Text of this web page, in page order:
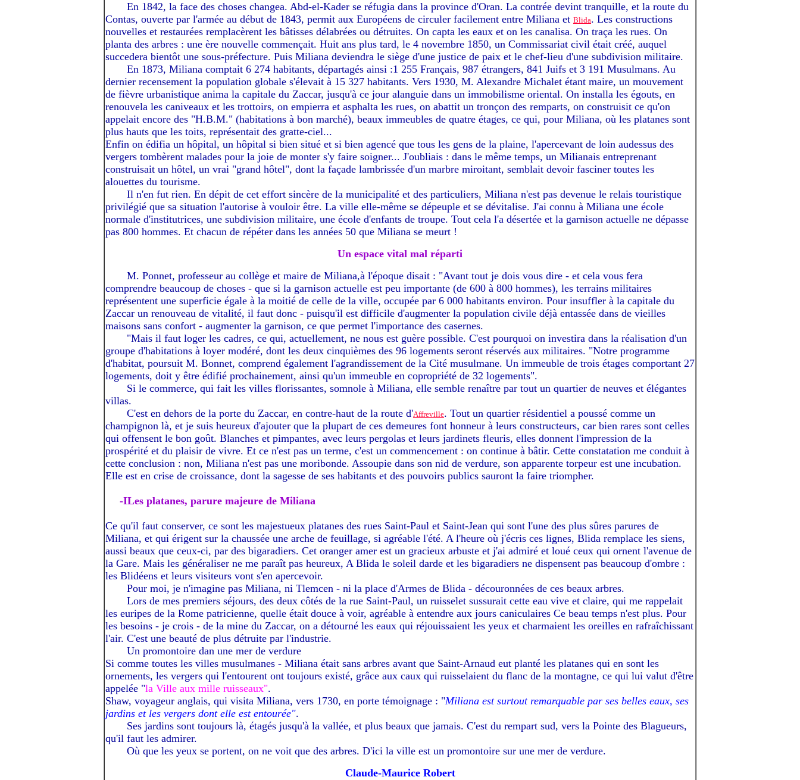
En 1842, la face des choses changea. Abd-el-Kader se réfugia dans la province d'Oran. La contrée devint tranquille, et la route du
Contas, ouverte par l'armée au début de 1843, permit aux Européens de circuler facilement entre Miliana et Blida. Les constructions
nouvelles et restaurées remplacèrent les bâtisses délabrées ou détruites. On capta les eaux et on les canalisa. On traça les rues. On
planta des arbres : une ère nouvelle commençait. Huit ans plus tard, le 4 novembre 1850, un Commissariat civil était créé, auquel
succedera bientôt une sous-préfecture. Puis Miliana deviendra le siège d'une justice de paix et le chef-lieu d'une subdivision militaire.
En 1873, Miliana comptait 6 274 habitants, départagés ainsi :1 255 Français, 987 étrangers, 841 Juifs et 3 191 Musulmans. Au
dernier recensement la population globale s'élevait à 15 327 habitants. Vers 1930, M. Alexandre Michalet étant maire, un mouvement
de fièvre urbanistique anima la capitale du Zaccar, jusqu'à ce jour alanguie dans un immobilisme oriental. On installa les égouts, en
renouvela les caniveaux et les trottoirs, on empierra et asphalta les rues, on abattit un tronçon des remparts, on construisit ce qu'on
appelait encore des "H.B.M." (habitations à bon marché), beaux immeubles de quatre étages, ce qui, pour Miliana, où les platanes sont
plus hauts que les toits, représentait des gratte-ciel...
Enfin on édifia un hôpital, un hôpital si bien situé et si bien agencé que tous les gens de la plaine, l'apercevant de loin audessus des
vergers tombèrent malades pour la joie de monter s'y faire soigner... J'oubliais : dans le même temps, un Milianais entreprenant
construisait un hôtel, un vrai "grand hôtel", dont la façade lambrissée d'un marbre miroitant, semblait devoir fasciner toutes les
alouettes du tourisme.
Il n'en fut rien. En dépit de cet effort sincère de la municipalité et des particuliers, Miliana n'est pas devenue le relais touristique
privilégié que sa situation l'autorise à vouloir être. La ville elle-même se dépeuple et se dévitalise. J'ai connu à Miliana une école
normale d'institutrices, une subdivision militaire, une école d'enfants de troupe. Tout cela l'a désertée et la garnison actuelle ne dépasse
pas 800 hommes. Et chacun de répéter dans les années 50 que Miliana se meurt !
Un espace vital mal réparti
M. Ponnet, professeur au collège et maire de Miliana,à l'époque disait : "Avant tout je dois vous dire - et cela vous fera
comprendre beaucoup de choses - que si la garnison actuelle est peu importante (de 600 à 800 hommes), les terrains militaires
représentent une superficie égale à la moitié de celle de la ville, occupée par 6 000 habitants environ. Pour insuffler à la capitale du
Zaccar un renouveau de vitalité, il faut donc - puisqu'il est difficile d'augmenter la population civile déjà entassée dans de vieilles
maisons sans confort - augmenter la garnison, ce que permet l'importance des casernes.
"Mais il faut loger les cadres, ce qui, actuellement, ne nous est guère possible. C'est pourquoi on investira dans la réalisation d'un
groupe d'habitations à loyer modéré, dont les deux cinquièmes des 96 logements seront réservés aux militaires. "Notre programme
d'habitat, poursuit M. Bonnet, comprend également l'agrandissement de la Cité musulmane. Un immeuble de trois étages comportant 27
logements, doit y être édifié prochainement, ainsi qu'un immeuble en copropriété de 32 logements".
Si le commerce, qui fait les villes florissantes, somnole à Miliana, elle semble renaître par tout un quartier de neuves et élégantes
villas.
C'est en dehors de la porte du Zaccar, en contre-haut de la route d'Affreville. Tout un quartier résidentiel a poussé comme un
champignon là, et je suis heureux d'ajouter que la plupart de ces demeures font honneur à leurs constructeurs, car bien rares sont celles
qui offensent le bon goût. Blanches et pimpantes, avec leurs pergolas et leurs jardinets fleuris, elles donnent l'impression de la
prospérité et du plaisir de vivre. Et ce n'est pas un terme, c'est un commencement : on continue à bâtir. Cette constatation me conduit à
cette conclusion : non, Miliana n'est pas une moribonde. Assoupie dans son nid de verdure, son apparente torpeur est une incubation.
Elle est en crise de croissance, dont la sagesse de ses habitants et des pouvoirs publics sauront la faire triompher.
-ILes platanes, parure majeure de Miliana
Ce qu'il faut conserver, ce sont les majestueux platanes des rues Saint-Paul et Saint-Jean qui sont l'une des plus sûres parures de
Miliana, et qui érigent sur la chaussée une arche de feuillage, si agréable l'été. A l'heure où j'écris ces lignes, Blida remplace les siens,
aussi beaux que ceux-ci, par des bigaradiers. Cet oranger amer est un gracieux arbuste et j'ai admiré et loué ceux qui ornent l'avenue de
la Gare. Mais les généraliser ne me paraît pas heureux, A Blida le soleil darde et les bigaradiers ne dispensent pas beaucoup d'ombre :
les Blidéens et leurs visiteurs vont s'en apercevoir.
Pour moi, je n'imagine pas Miliana, ni Tlemcen - ni la place d'Armes de Blida - découronnées de ces beaux arbres.
Lors de mes premiers séjours, des deux côtés de la rue Saint-Paul, un ruisselet sussurait cette eau vive et claire, qui me rappelait
les euripes de la Rome patricienne, quelle était douce à voir, agréable à entendre aux jours caniculaires Ce beau temps n'est plus. Pour
les besoins - je crois - de la mine du Zaccar, on a détourné les eaux qui réjouissaient les yeux et charmaient les oreilles en rafraîchissant
l'air. C'est une beauté de plus détruite par l'industrie.
Un promontoire dan une mer de verdure
Si comme toutes les villes musulmanes - Miliana était sans arbres avant que Saint-Arnaud eut planté les platanes qui en sont les
ornements, les vergers qui l'entourent ont toujours existé, grâce aux caux qui ruisselaient du flanc de la montagne, ce qui lui valut d'être
appelée "la Ville aux mille ruisseaux".
Shaw, voyageur anglais, qui visita Miliana, vers 1730, en porte témoignage : "Miliana est surtout remarquable par ses belles eaux, ses
jardins et les vergers dont elle est entourée".
Ses jardins sont toujours là, étagés jusqu'à la vallée, et plus beaux que jamais. C'est du rempart sud, vers la Pointe des Blagueurs,
qu'il faut les admirer.
Où que les yeux se portent, on ne voit que des arbres. D'ici la ville est un promontoire sur une mer de verdure.
Claude-Maurice Robert